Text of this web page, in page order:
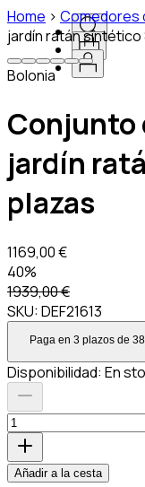
Home > Comedores
jardín ratán sintético
Bolonia
Conjunto
jardín
plazas
1169,00 €
40%
1939,00 €
SKU:DEF21613
Paga en 3 plazos de
Disponibilidad: En
Añadir a la cesta